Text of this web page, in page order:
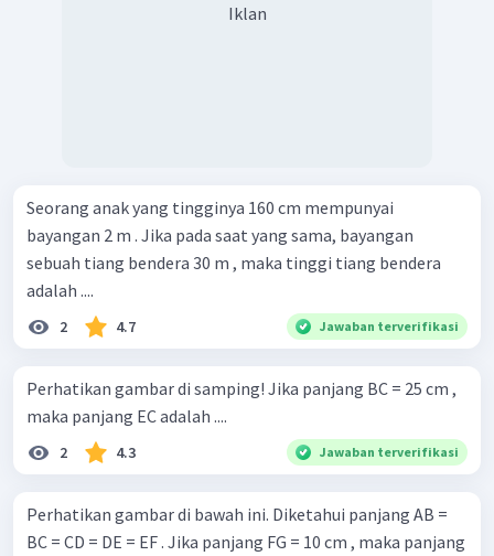
Iklan
Seorang anak yang tingginya 160 cm mempunyai
bayangan 2 m . Jika pada saat yang sama, bayangan
sebuah tiang bendera 30 m , maka tinggi tiang bendera
adalah ....
2 4.7 Jawaban terverifikasi
Perhatikan gambar di samping! Jika panjang BC = 25 cm ,
maka panjang EC adalah ....
2 4.3 Jawaban terverifikasi
Perhatikan gambar di bawah ini. Diketahui panjang AB =
BC = CD = DE = EF . Jika panjang FG = 10 cm , maka panjang